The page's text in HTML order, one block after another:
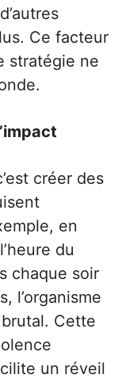
Ce facteur
stratégie ne
créer des
en
du
chaque soir
l’organisme
brutal. Cette
un réveil